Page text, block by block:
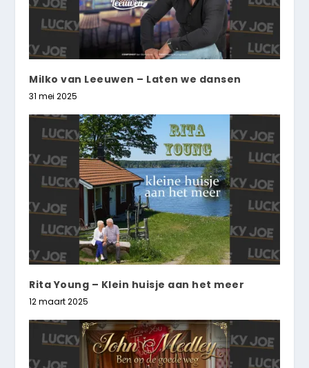
Milko van Leeuwen – Laten we dansen
31 mei 2025
Rita Young – Klein huisje aan het meer
12 maart 2025